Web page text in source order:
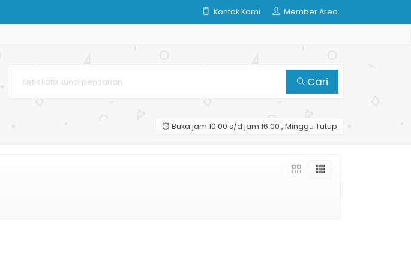
Kontak Kami Member Area
Cari
Buka jam 10.00 s/d jam 16.00 , Minggu Tutup